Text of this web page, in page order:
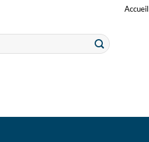
Accueil